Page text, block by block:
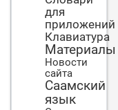
для
приложений
Клавиатура
Материалы
Новости
сайта
Саамский
язык